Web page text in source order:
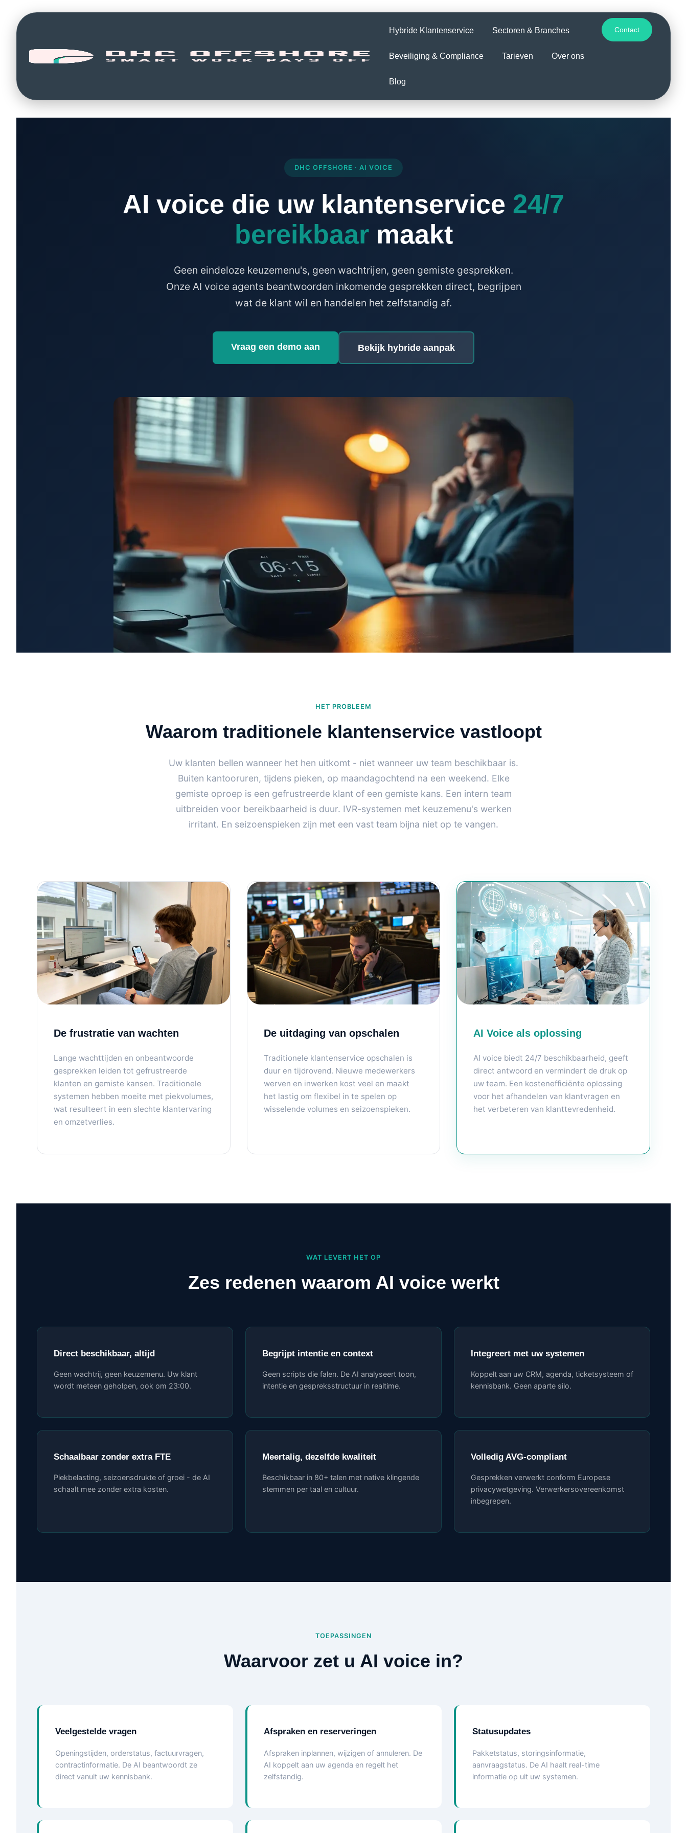
Hybride Klantenservice Sectoren & Branches
Beveiliging & Compliance Tarieven Over ons
Blog
Contact
DHC OFFSHORE · AI VOICE
AI voice die uw klantenservice 24/7
bereikbaarmaakt
Geen eindeloze keuzemenu's, geen wachtrijen, geen gemiste gesprekken.
Onze AI voice agents beantwoorden inkomende gesprekken direct, begrijpen
wat de klant wil en handelen het zelfstandig af.
Vraag een demo aan Bekijk hybride aanpak
HET PROBLEEM
Waarom traditionele klantenservice vastloopt
Uw klanten bellen wanneer het hen uitkomt - niet wanneer uw team beschikbaar is.
Buiten kantooruren, tijdens pieken, op maandagochtend na een weekend. Elke
gemiste oproep is een gefrustreerde klant of een gemiste kans. Een intern team
uitbreiden voor bereikbaarheid is duur. IVR-systemen met keuzemenu's werken
irritant. En seizoenspieken zijn met een vast team bijna niet op te vangen.
De frustratie van wachten
Lange wachttijden en onbeantwoorde
gesprekken leiden tot gefrustreerde
klanten en gemiste kansen. Traditionele
systemen hebben moeite met piekvolumes,
wat resulteert in een slechte klantervaring
en omzetverlies.
De uitdaging van opschalen
Traditionele klantenservice opschalen is
duur en tijdrovend. Nieuwe medewerkers
werven en inwerken kost veel en maakt
het lastig om flexibel in te spelen op
wisselende volumes en seizoenspieken.
AI Voice als oplossing
AI voice biedt 24/7 beschikbaarheid, geeft
direct antwoord en vermindert de druk op
uw team. Een kostenefficiënte oplossing
voor het afhandelen van klantvragen en
het verbeteren van klanttevredenheid.
WAT LEVERT HET OP
Zes redenen waarom AI voice werkt
Direct beschikbaar, altijd
Geen wachtrij, geen keuzemenu. Uw klant
wordt meteen geholpen, ook om 23:00.
Begrijpt intentie en context
Geen scripts die falen. De AI analyseert toon,
intentie en gespreksstructuur in realtime.
Integreert met uw systemen
Koppelt aan uw CRM, agenda, ticketsysteem of
kennisbank. Geen aparte silo.
Schaalbaar zonder extra FTE
Piekbelasting, seizoensdrukte of groei - de AI
schaalt mee zonder extra kosten.
Meertalig, dezelfde kwaliteit
Beschikbaar in 80+ talen met native klingende
stemmen per taal en cultuur.
Volledig AVG-compliant
Gesprekken verwerkt conform Europese
privacywetgeving. Verwerkersovereenkomst
inbegrepen.
TOEPASSINGEN
Waarvoor zet u AI voice in?
Veelgestelde vragen
Openingstijden, orderstatus, factuurvragen,
contractinformatie. De AI beantwoordt ze
direct vanuit uw kennisbank.
Afspraken en reserveringen
Afspraken inplannen, wijzigen of annuleren. De
AI koppelt aan uw agenda en regelt het
zelfstandig.
Statusupdates
Pakketstatus, storingsinformatie,
aanvraagstatus. De AI haalt real-time
informatie op uit uw systemen.